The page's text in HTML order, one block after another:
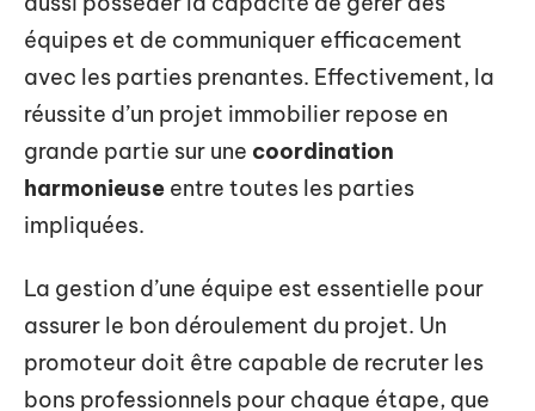
équipes et de communiquer efficacement
avec les parties prenantes. Effectivement, la
réussite d’un projet immobilier repose en
grande partie sur une coordination
harmonieuse entre toutes les parties
impliquées.
La gestion d’une équipe est essentielle pour
assurer le bon déroulement du projet. Un
promoteur doit être capable de recruter les
bons professionnels pour chaque étape, que